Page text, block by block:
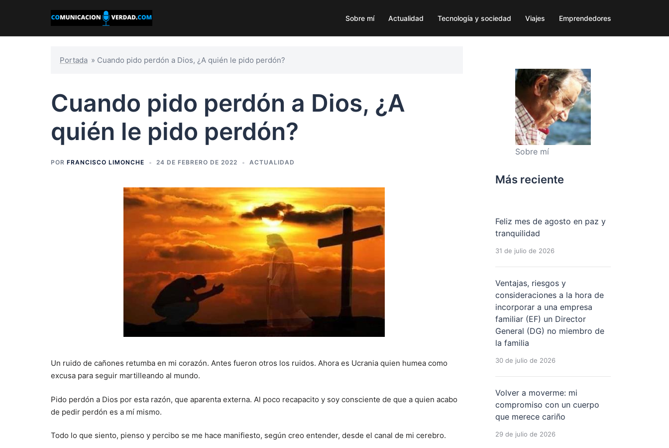
Sobre mí Actualidad Tecnología y sociedad Viajes Emprendedores
Portada » Cuando pido perdón a Dios, ¿A quién le pido perdón?
Cuando pido perdón a Dios, ¿A
quién le pido perdón?
POR FRANCISCO LIMONCHE 24 DE FEBRERO DE 2022 ACTUALIDAD
Un ruido de cañones retumba en mi corazón. Antes fueron otros los ruidos. Ahora es Ucrania quien humea como
excusa para seguir martilleando al mundo.
Pido perdón a Dios por esta razón, que aparenta externa. Al poco recapacito y soy consciente de que a quien acabo
de pedir perdón es a mí mismo.
Todo lo que siento, pienso y percibo se me hace manifiesto, según creo entender, desde el canal de mi cerebro.
Sobre mí
Más reciente
Feliz mes de agosto en paz y
tranquilidad
31 de julio de 2026
Ventajas, riesgos y
consideraciones a la hora de
incorporar a una empresa
familiar (EF) un Director
General (DG) no miembro de
la familia
30 de julio de 2026
Volver a moverme: mi
compromiso con un cuerpo
que merece cariño
29 de julio de 2026